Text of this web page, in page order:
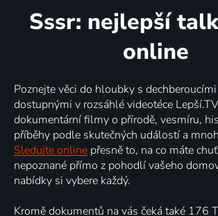
Sssr: nejlepší
online
Poznejte věci do hloubky s
dostupnými v rozsáhlé videotéce
dokumentární filmy o přírodě, vesmíru,
příběhy podle skutečných událostí a
Sledujte online přesně to, na co máte
nepoznané přímo z pohodlí vašeho
nabídky si vybere každý.
Kromě dokumentů na vás čeká také 176